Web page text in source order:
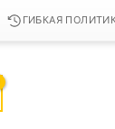
ГИБКАЯ